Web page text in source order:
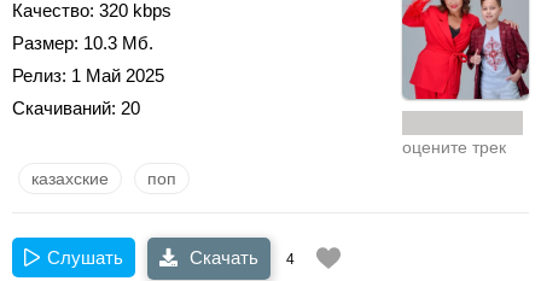
Качество: 320 kbps
Размер: 10.3 Мб.
Релиз: 1 Май 2025
Скачиваний: 20
оцените трек
казахские поп
Слушать Скачать 4